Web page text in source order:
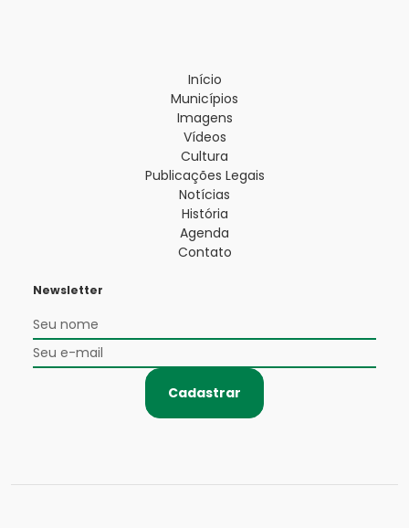
Início
Municípios
Imagens
Vídeos
Cultura
Publicações Legais
Notícias
História
Agenda
Contato
Newsletter
Cadastrar